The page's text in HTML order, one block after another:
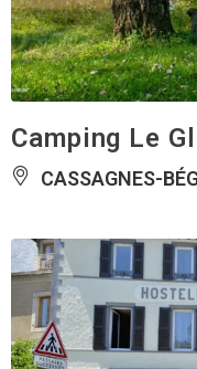
Camping Le
CASSAGNES-